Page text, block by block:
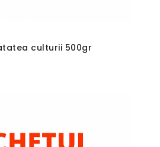
culturii 500gr